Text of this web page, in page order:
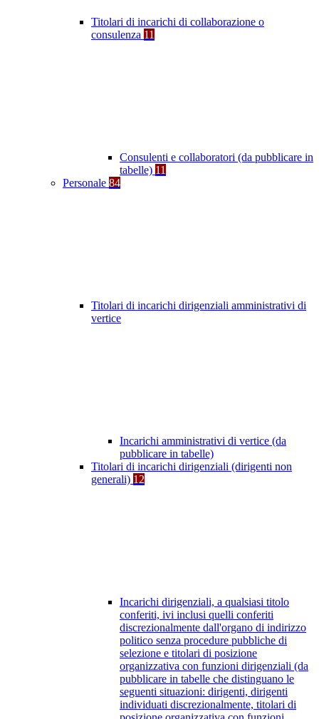
Titolari di incarichi di collaborazione o
consulenza 11
Consulenti e collaboratori (da pubblicare in
tabelle) 11
Personale 84
Titolari di incarichi dirigenziali amministrativi di
vertice
Incarichi amministrativi di vertice (da
pubblicare in tabelle)
Titolari di incarichi dirigenziali (dirigenti non
generali) 12
Incarichi dirigenziali, a qualsiasi titolo
conferiti, ivi inclusi quelli conferiti
discrezionalmente dall'organo di indirizzo
politico senza procedure pubbliche di
selezione e titolari di posizione
organizzativa con funzioni dirigenziali (da
pubblicare in tabelle che distinguano le
seguenti situazioni: dirigenti, dirigenti
individuati discrezionalmente, titolari di